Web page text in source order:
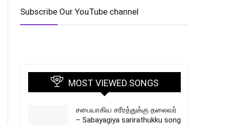
Subscribe Our YouTube channel
MOST VIEWED SONGS
சபையாகிய சரீரத்துக்கு தலைவர்
– Sabayagiya sarirathukku song